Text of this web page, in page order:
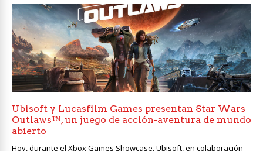
Ubisoft y Lucasfilm Games presentan Star Wars
Outlaws™, un juego de acción-aventura de mundo
abierto
Hoy, durante el Xbox Games Showcase, Ubisoft, en colaboración